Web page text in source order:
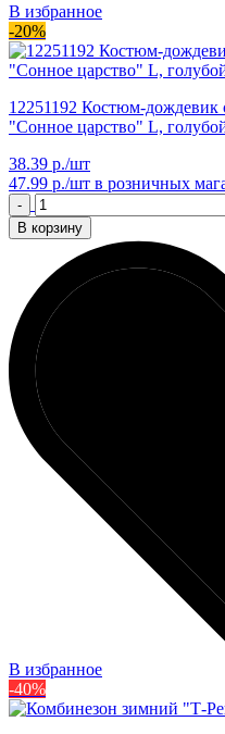
В избранное
-20%
12251192 Костюм-дождевик
"Сонное царство" L,
38.39 р./шт
47.99 р./шт в розничных
-
В корзину
В избранное
-40%